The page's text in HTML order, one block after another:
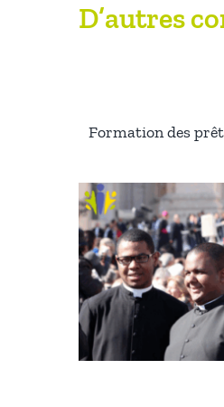
D’autres
Formation des